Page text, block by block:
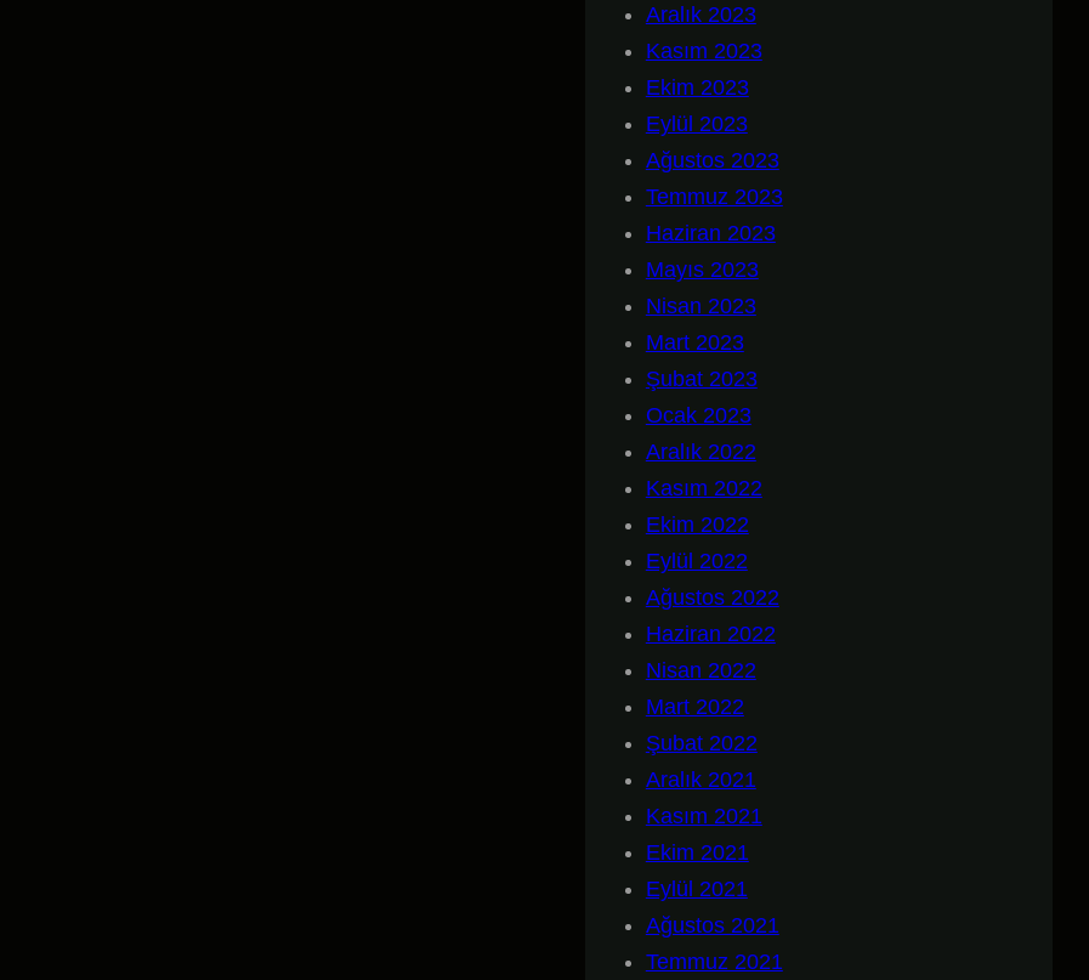
Aralık 2023
Kasım 2023
Ekim 2023
Eylül 2023
Ağustos 2023
Temmuz 2023
Haziran 2023
Mayıs 2023
Nisan 2023
Mart 2023
Şubat 2023
Ocak 2023
Aralık 2022
Kasım 2022
Ekim 2022
Eylül 2022
Ağustos 2022
Haziran 2022
Nisan 2022
Mart 2022
Şubat 2022
Aralık 2021
Kasım 2021
Ekim 2021
Eylül 2021
Ağustos 2021
Temmuz 2021